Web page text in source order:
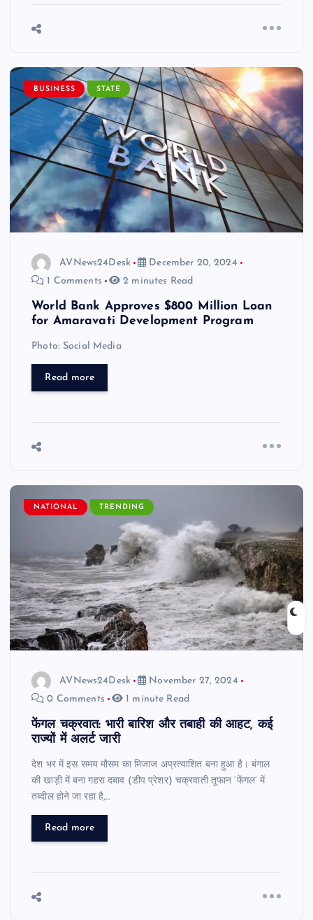
BUSINESS STATE
AVNews24Desk
December 20, 2024
1 Comments
2 minutes Read
World Bank Approves $800 Million Loan
for Amaravati Development Program
Photo: Social Media
Read more
NATIONAL TRENDING
AVNews24Desk
November 27, 2024
0 Comments
1 minute Read
फेंगल चक्रवात: भारी बारिश और तबाही की आहट, कई
राज्यों में अलर्ट जारी
देश भर में इस समय मौसम का मिजाज अप्रत्याशित बना हुआ है। बंगाल
की खाड़ी में बना गहरा दबाव (डीप प्रेशर) चक्रवाती तूफान ‘फेंगल’ में
तब्दील होने जा रहा है,…
Read more